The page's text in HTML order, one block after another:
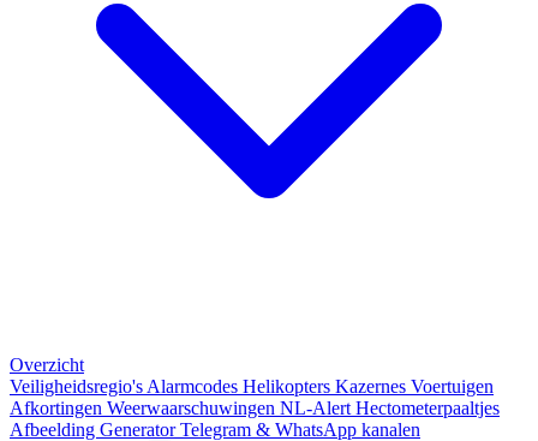
Overzicht
Veiligheidsregio's Alarmcodes Helikopters Kazernes Voertuigen
Afkortingen Weerwaarschuwingen NL-Alert Hectometerpaaltjes
Afbeelding GeneratorTelegram & WhatsApp kanalen